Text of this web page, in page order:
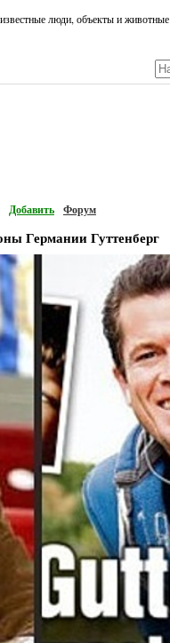
люди, объекты и животные
Добавить Форум
Германии Гуттенберг